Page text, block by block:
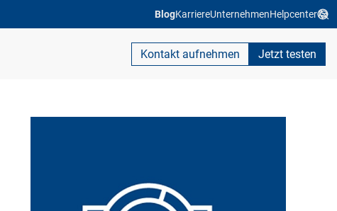
BlogKarriereUnternehmenHelpcenter
Kontakt aufnehmen Jetzt testen